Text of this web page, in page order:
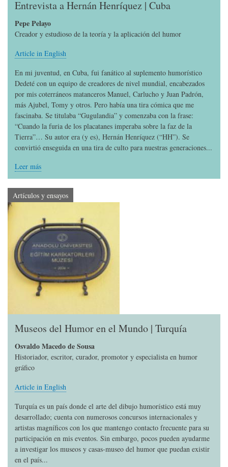
Entrevista a Hernán Henríquez | Cuba
Pepe Pelayo
Creador y estudioso de la teoría y la aplicación del humor
Article in English
En mi juventud, en Cuba, fui fanático al suplemento humorístico
Dedeté con un equipo de creadores de nivel mundial, encabezados
por mis coterráneos matanceros Manuel, Carlucho y Juan Padrón,
más Ajubel, Tomy y otros. Pero había una tira cómica que me
fascinaba. Se titulaba “Gugulandia” y comenzaba con la frase:
“Cuando la furia de los placatanes imperaba sobre la faz de la
Tierra”… Su autor era (y es), Hernán Henríquez (“HH”). Se
convirtió enseguida en una tira de culto para nuestras generaciones...
Leer más
Artículos y ensayos
Museos del Humor en el Mundo | Turquía
Osvaldo Macedo de Sousa
Historiador, escritor, curador, promotor y especialista en humor
gráfico
Article in English
Turquía es un país donde el arte del dibujo humorístico está muy
desarrollado; cuenta con numerosos concursos internacionales y
artistas magníficos con los que mantengo contacto frecuente para su
participación en mis eventos. Sin embargo, pocos pueden ayudarme
a investigar los museos y casas-museo del humor que puedan existir
en el país...